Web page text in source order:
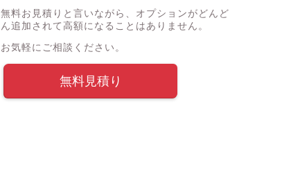
無料お見積りと言いながら、オプションがどんど
ん追加されて高額になることはありません。
お気軽にご相談ください。
無料見積り